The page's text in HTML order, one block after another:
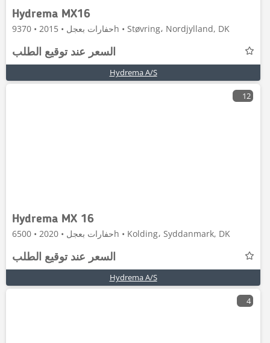
Hydrema MX16
حفارات بعجل • 2015 • 9370h • Støvring، Nordjylland, DK
السعر عند توقيع الطلب
Hydrema A/S
12
Hydrema MX 16
حفارات بعجل • 2020 • 6500h • Kolding، Syddanmark, DK
السعر عند توقيع الطلب
Hydrema A/S
4